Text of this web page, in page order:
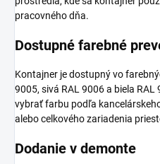
pracovného dňa.
Dostupné farebné
Kontajner je dostupný vo
9005, sivá RAL 9006 a biela
vybrať farbu podľa
alebo celkového zariadenia
Dodanie v demonte